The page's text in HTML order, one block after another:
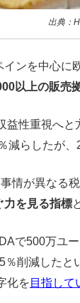
出典：
ンを中心に
以上の販売
性重視へと
減らしたが
情が異なる
力を見る指標
で500万ユ
削減したと
化を 目指して